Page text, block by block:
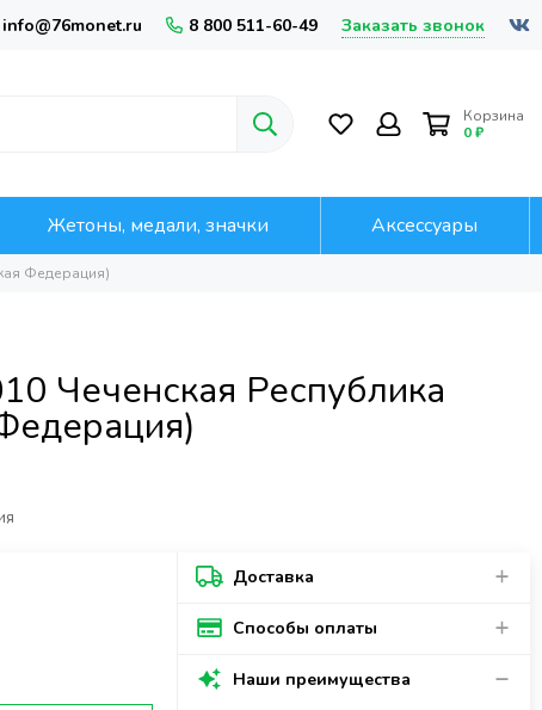
info@76monet.ru 8 800 511-60-49 Заказать звонок
Корзина
0 ₽
Жетоны, медали, значки Аксессуары
Федерация)
Чеченская Республика
Доставка
Способы оплаты
Наши преимущества